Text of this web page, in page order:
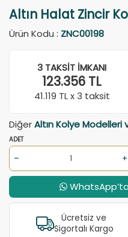
Altın Halat Zincir
Ürün Kodu : ZNC00198
3 TAKSIT İMKANI
123.356 TL
41.119 TL x 3 taksit
DiğerAltın Kolye Modelleri
ADET
Ücretsiz ve
Sigortalı Kargo